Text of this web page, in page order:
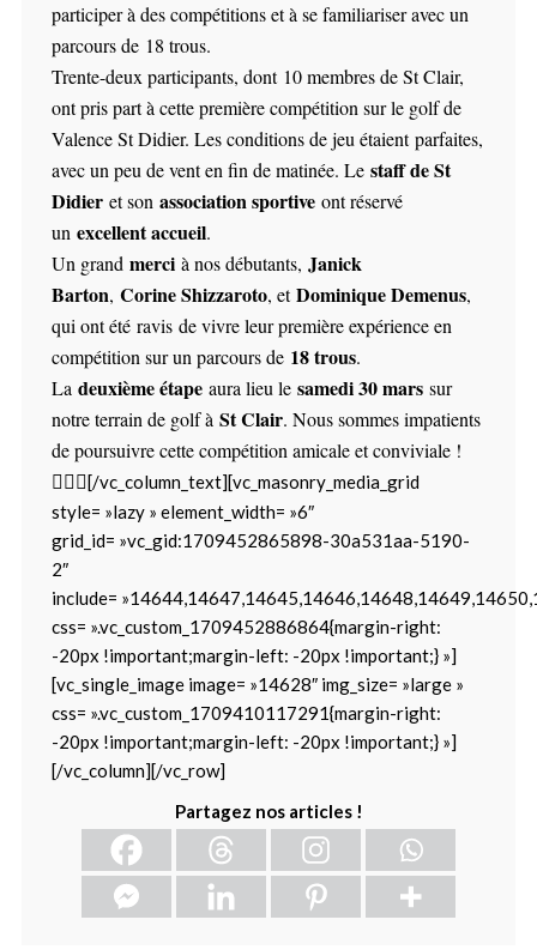
participer à des compétitions et à se familiariser avec un
parcours de 18 trous.
Trente-deux participants, dont 10 membres de St Clair,
ont pris part à cette première compétition sur le golf de
Valence St Didier. Les conditions de jeu étaientparfaites,
avec un peu de vent en fin de matinée. Le staff de St
Didieret son association sportiveont réservé
un excellent accueil.
Un grand mercià nos débutants, Janick
Barton, Corine Shizzaroto, etDominique Demenus,
qui ont été ravis de vivre leur première expérience en
compétition sur un parcours de 18 trous.
La deuxième étapeaura lieu le samedi 30 marssur
notre terrain de golf àSt Clair. Nous sommes impatients
de poursuivre cette compétition amicale et conviviale !
🏌️‍♂️⛳[/vc_column_text][vc_masonry_media_grid
style= »lazy » element_width= »6″
grid_id= »vc_gid:1709452865898-30a531aa-5190-
2″
include=
css= ».vc_custom_1709452886864{margin-right:
-20px !important;margin-left: -20px !important;} »]
[vc_single_image image= »14628″ img_size= »large »
css= ».vc_custom_1709410117291{margin-right:
-20px !important;margin-left: -20px !important;} »]
[/vc_column][/vc_row]
Partagez nos articles !